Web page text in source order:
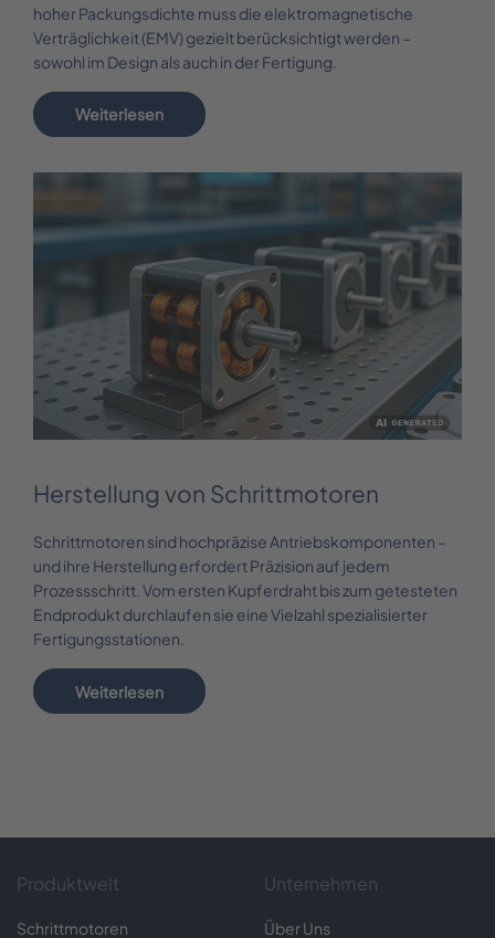
hoher Packungsdichte muss die elektromagnetische
Verträglichkeit (EMV) gezielt berücksichtigt werden –
sowohl im Design als auch in der Fertigung.
Weiterlesen
Herstellung von Schrittmotoren
Schrittmotoren sind hochpräzise Antriebskomponenten –
und ihre Herstellung erfordert Präzision auf jedem
Prozessschritt. Vom ersten Kupferdraht bis zum getesteten
Endprodukt durchlaufen sie eine Vielzahl spezialisierter
Fertigungsstationen.
Weiterlesen
Produktwelt
Schrittmotoren
Unternehmen
Über Uns